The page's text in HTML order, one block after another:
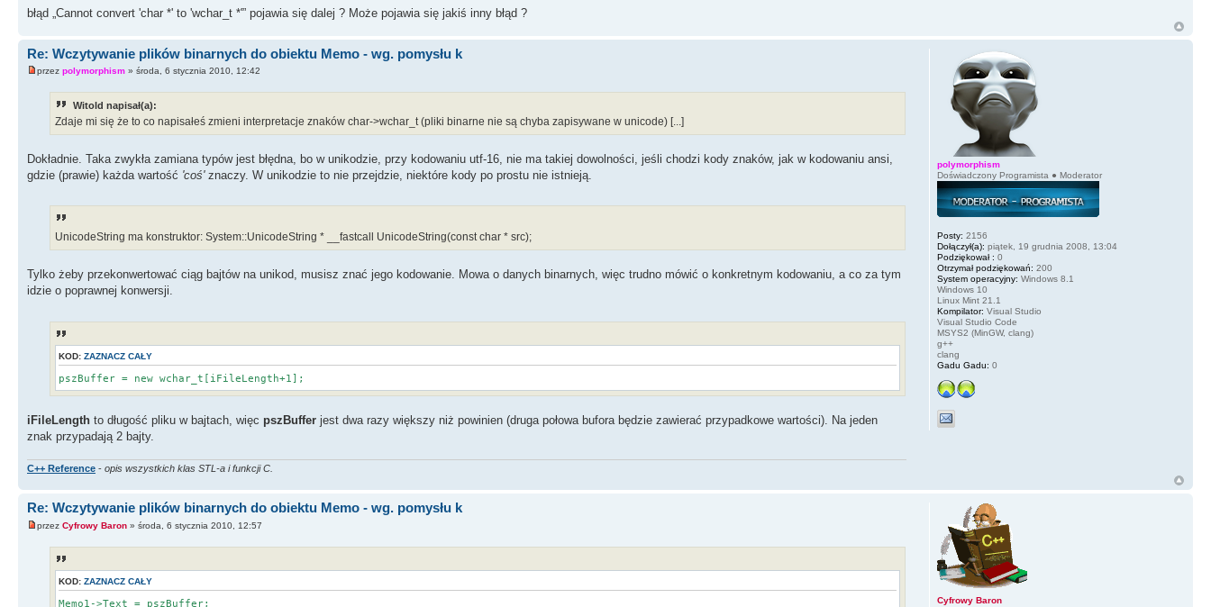
błąd „Cannot convert 'char *' to 'wchar_t *'” pojawia się dalej ? Może pojawia się jakiś inny błąd ?
Re: Wczytywanie plików binarnych do obiektu Memo - wg. pomysłu k
przez polymorphism » środa, 6 stycznia 2010, 12:42
Witold napisał(a):
Zdaje mi się że to co napisałeś zmieni interpretacje znaków char->wchar_t (pliki binarne nie są chyba zapisywane w unicode) [...]
Dokładnie. Taka zwykła zamiana typów jest błędna, bo w unikodzie, przy kodowaniu utf-16, nie ma takiej dowolności, jeśli chodzi kody znaków, jak w kodowaniu ansi,
gdzie (prawie) każda wartość 'coś'znaczy. W unikodzie to nie przejdzie, niektóre kody po prostu nie istnieją.
UnicodeString ma konstruktor: System::UnicodeString * __fastcall UnicodeString(const char * src);
Tylko żeby przekonwertować ciąg bajtów na unikod, musisz znać jego kodowanie. Mowa o danych binarnych, więc trudno mówić o konkretnym kodowaniu, a co za tym
idzie o poprawnej konwersji.
KOD: ZAZNACZ CAŁY
pszBuffer = new wchar_t[iFileLength+1];
iFileLength to długość pliku w bajtach, więc pszBuffer jest dwa razy większy niż powinien (druga połowa bufora będzie zawierać przypadkowe wartości). Na jeden
znak przypadają 2 bajty.
C++ Reference - opis wszystkich klas STL-a i funkcji C.
polymorphism
Doświadczony Programista ● Moderator
Posty: 2156
Dołączył(a): piątek, 19 grudnia 2008, 13:04
Podziękował : 0
Otrzymał podziękowań: 200
System operacyjny: Windows 8.1
Windows 10
Linux Mint 21.1
Kompilator: Visual Studio
Visual Studio Code
MSYS2 (MinGW, clang)
g++
clang
Gadu Gadu: 0
Re: Wczytywanie plików binarnych do obiektu Memo - wg. pomysłu k
przez Cyfrowy Baron » środa, 6 stycznia 2010, 12:57
KOD: ZAZNACZ CAŁY
Memo1->Text = pszBuffer;
Cyfrowy Baron